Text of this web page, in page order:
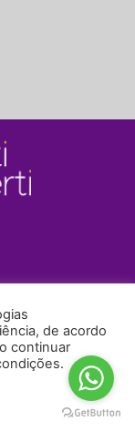
de acordo
continuar